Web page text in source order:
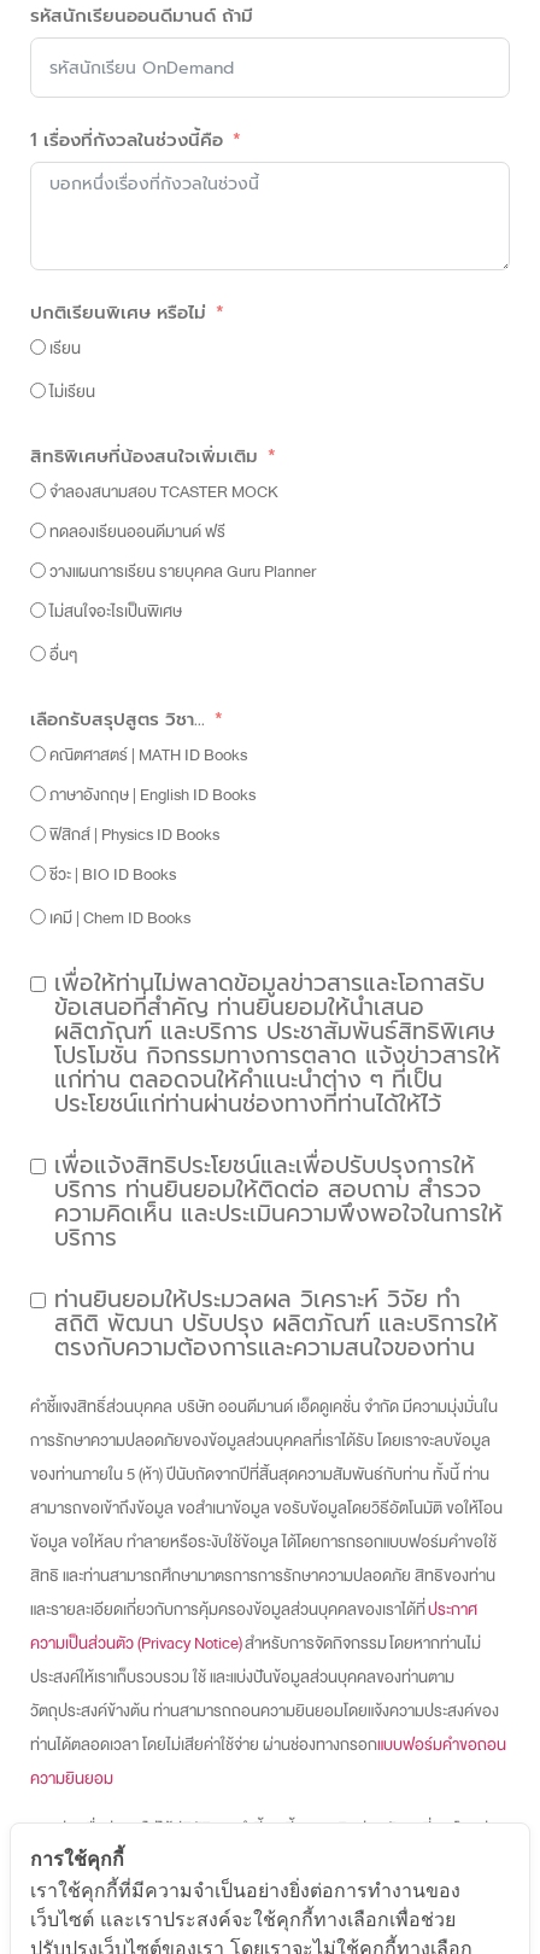
รหัสนักเรียนออนดีมานด์ ถ้ามี
1 เรื่องที่กังวลในช่วงนี้คือ
ปกติเรียนพิเศษ หรือไม่
เรียน
ไม่เรียน
สิทธิพิเศษที่น้องสนใจเพิ่มเติม
จำลองสนามสอบ TCASTER MOCK
ทดลองเรียนออนดีมานด์ ฟรี
วางแผนการเรียน รายบุคคล Guru Planner
ไม่สนใจอะไรเป็นพิเศษ
อื่นๆ
เลือกรับสรุปสูตร วิชา...
คณิตศาสตร์ | MATH ID Books
ภาษาอังกฤษ | English ID Books
ฟิสิกส์ | Physics ID Books
ชีวะ | BIO ID Books
เคมี | Chem ID Books
เพื่อให้ท่านไม่พลาดข้อมูลข่าวสารและโอกาสรับ
ข้อเสนอที่สำคัญ ท่านยินยอมให้นำเสนอ
ผลิตภัณฑ์ และบริการ ประชาสัมพันธ์สิทธิพิเศษ
โปรโมชั่น กิจกรรมทางการตลาด แจ้งข่าวสารให้
แก่ท่าน ตลอดจนให้คำแนะนำต่าง ๆ ที่เป็น
ประโยชน์แก่ท่านผ่านช่องทางที่ท่านได้ให้ไว้
เพื่อแจ้งสิทธิประโยชน์และเพื่อปรับปรุงการให้
บริการ ท่านยินยอมให้ติดต่อ สอบถาม สำรวจ
ความคิดเห็น และประเมินความพึงพอใจในการให้
บริการ
ท่านยินยอมให้ประมวลผล วิเคราะห์ วิจัย ทำ
สถิติ พัฒนา ปรับปรุง ผลิตภัณฑ์ และบริการให้
ตรงกับความต้องการและความสนใจของท่าน
คำชี้แจงสิทธิ์ส่วนบุคคล บริษัท ออนดีมานด์ เอ็ดดูเคชั่น จำกัด มีความมุ่งมั่นใน
การรักษาความปลอดภัยของข้อมูลส่วนบุคคลที่เราได้รับ โดยเราจะลบข้อมูล
ของท่านภายใน 5 (ห้า) ปีนับถัดจากปีที่สิ้นสุดความสัมพันธ์กับท่าน ทั้งนี้ ท่าน
สามารถขอเข้าถึงข้อมูล ขอสำเนาข้อมูล ขอรับข้อมูลโดยวิธีอัตโนมัติ ขอให้โอน
ข้อมูล ขอให้ลบ ทำลายหรือระงับใช้ข้อมูล ได้โดยการกรอกแบบฟอร์มคำขอใช้
สิทธิ และท่านสามารถศึกษามาตรการการรักษาความปลอดภัย สิทธิของท่าน
และรายละเอียดเกี่ยวกับการคุ้มครองข้อมูลส่วนบุคคลของเราได้ที่ประกาศ
ความเป็นส่วนตัว (Privacy Notice)สำหรับการจัดกิจกรรม โดยหากท่านไม่
ประสงค์ให้เราเก็บรวบรวม ใช้ และแบ่งปันข้อมูลส่วนบุคคลของท่านตาม
วัตถุประสงค์ข้างต้น ท่านสามารถถอนความยินยอมโดยแจ้งความประสงค์ของ
ท่านได้ตลอดเวลา โดยไม่เสียค่าใช้จ่าย ผ่านช่องทางกรอกแบบฟอร์มคำขอถอน
ความยินยอม
หากท่านเชื่อว่า เราไม่ได้ปฏิบัติตามคำชี้แจงนี้ กรุณาติดต่อกลับมาที่เรา โดยส่ง
อีเมลมาที่cc@ondemand.in.th
เอ็ดดูเคชั่น จำกัด จำกัด 444 อาคารเอ็ม บี เค ทาวเวอร์ ชั้น 20 ถนนพญาไท
แขวงวังใหม่ เขตปทุมวัน กรุงเทพมหานคร 10330 และหากท่านมีข้อสงสัย
การใช้คุกกี้
เราใช้คุกกี้ที่มีความจำเป็นอย่างยิ่งต่อการทำงานของ
เว็บไซต์ และเราประสงค์จะใช้คุกกี้ทางเลือกเพื่อช่วย
ปรับปรุงเว็บไซต์ของเรา โดยเราจะไม่ใช้คุกกี้ทางเลือก